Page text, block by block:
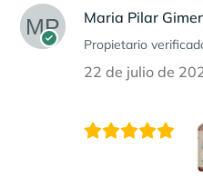
Maria Pilar
Propietario
22 de julio de